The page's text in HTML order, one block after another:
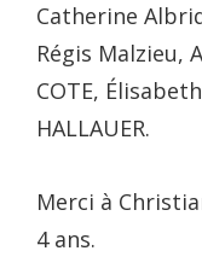
Catherine
Régis Malzieu,
COTE,
HALLAUER.
Merci à
4 ans.